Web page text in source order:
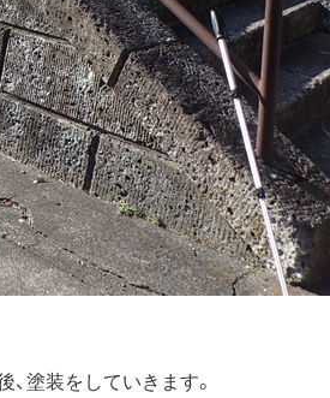
塗装をしていきます。